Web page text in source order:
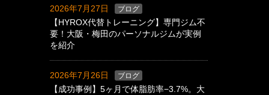
2026年7月27日 ブログ
【HYROX代替トレーニング】専門ジム不
要！大阪・梅田のパーソナルジムが実例
を紹介
2026年7月26日 ブログ
【成功事例】5ヶ月で体脂肪率−3.7%。大